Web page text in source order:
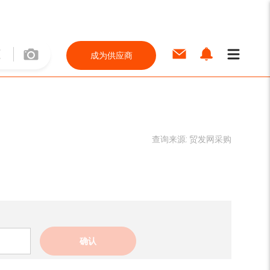
成为供应商
查询来源: 贸发网采购
确认